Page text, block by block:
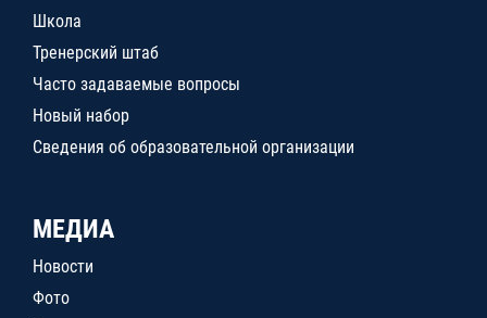
Школа
Тренерский штаб
Часто задаваемые вопросы
Новый набор
Сведения об образовательной организации
МЕДИА
Новости
Фото